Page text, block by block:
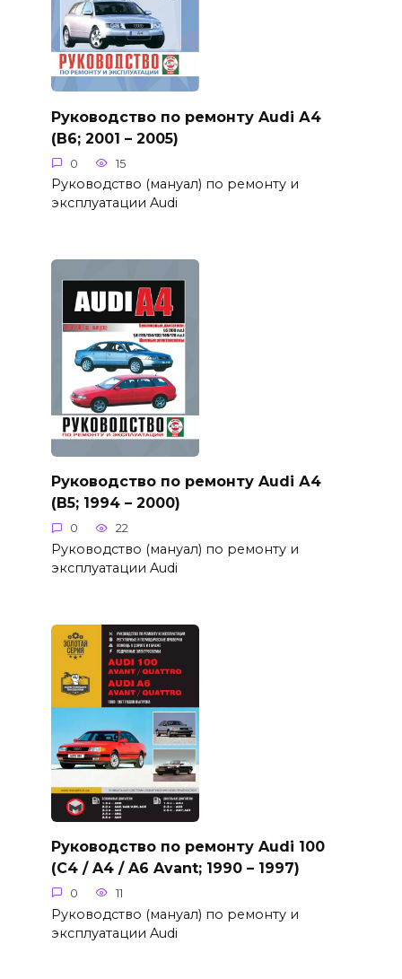
Руководство по ремонту Audi А4
(B6; 2001 – 2005)
0 15
Руководство (мануал) по ремонту и
эксплуатации Audi
Руководство по ремонту Audi А4
(B5; 1994 – 2000)
0 22
Руководство (мануал) по ремонту и
эксплуатации Audi
Руководство по ремонту Audi 100
(C4 / A4 / A6 Avant; 1990 – 1997)
0 11
Руководство (мануал) по ремонту и
эксплуатации Audi